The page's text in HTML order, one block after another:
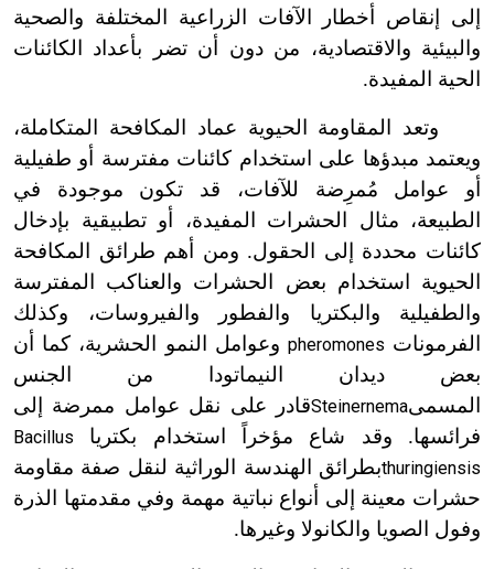
إلى إنقاص أخطار الآفات الزراعية المختلفة والصحية
والبيئية والاقتصادية، من دون أن تضر بأعداد الكائنات
الحية المفيدة.
وتعد المقاومة الحيوية عماد المكافحة المتكاملة،
ويعتمد مبدؤها على استخدام كائنات مفترسة أو طفيلية
أو عوامل مُمرِضة للآفات، قد تكون موجودة في
الطبيعة، مثال الحشرات المفيدة، أو تطبيقية بإدخال
كائنات محددة إلى الحقول. ومن أهم طرائق المكافحة
الحيوية استخدام بعض الحشرات والعناكب المفترسة
والطفيلية والبكتريا والفطور والفيروسات، وكذلك
الفرمونات pheromones وعوامل النمو الحشرية، كما أن
بعض ديدان النيماتودا من الجنس
المسمىSteinernemaقادر على نقل عوامل ممرضة إلى
فرائسها. وقد شاع مؤخراً استخدام بكتريا
Bacillus
thuringiensisبطرائق الهندسة الوراثية لنقل صفة مقاومة
حشرات معينة إلى أنواع نباتية مهمة وفي مقدمتها الذرة
وفول الصويا والكانولا وغيرها.